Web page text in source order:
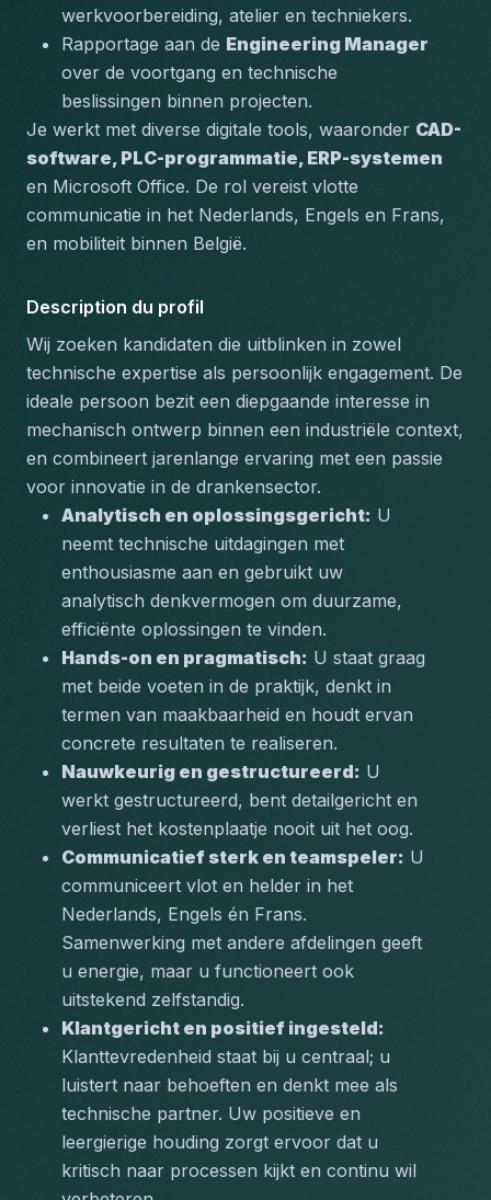
werkvoorbereiding, atelier en techniekers.
Rapportage aan de Engineering Manager
over de voortgang en technische
beslissingen binnen projecten.
Je werkt met diverse digitale tools, waaronder CAD-
software, PLC-programmatie, ERP-systemen
en Microsoft Office. De rol vereist vlotte
communicatie in het Nederlands, Engels en Frans,
en mobiliteit binnen België.
Description du profil
Wij zoeken kandidaten die uitblinken in zowel
technische expertise als persoonlijk engagement. De
ideale persoon bezit een diepgaande interesse in
mechanisch ontwerp binnen een industriële context,
en combineert jarenlange ervaring met een passie
voor innovatie in de drankensector.
Analytisch en oplossingsgericht: U
neemt technische uitdagingen met
enthousiasme aan en gebruikt uw
analytisch denkvermogen om duurzame,
efficiënte oplossingen te vinden.
Hands-on en pragmatisch: U staat graag
met beide voeten in de praktijk, denkt in
termen van maakbaarheid en houdt ervan
concrete resultaten te realiseren.
Nauwkeurig en gestructureerd: U
werkt gestructureerd, bent detailgericht en
verliest het kostenplaatje nooit uit het oog.
Communicatief sterk en teamspeler: U
communiceert vlot en helder in het
Nederlands, Engels én Frans.
Samenwerking met andere afdelingen geeft
u energie, maar u functioneert ook
uitstekend zelfstandig.
Klantgericht en positief ingesteld:
Klanttevredenheid staat bij u centraal; u
luistert naar behoeften en denkt mee als
technische partner. Uw positieve en
leergierige houding zorgt ervoor dat u
kritisch naar processen kijkt en continu wil